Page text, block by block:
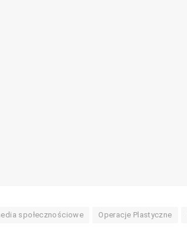
społecznościowe Operacje Plastyczne